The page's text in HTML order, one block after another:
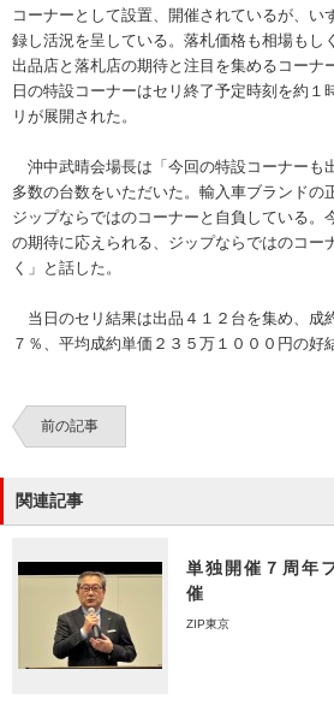
コーナーとして設置、開催されているが、い
録し活況を呈している。落札価格も相場もし
出品店と落札店の期待と注目を集めるコーナ
日の特設コーナーはセリ終了予定時刻を約１
リが展開された。
沖中武晴会場長は「今回の特設コーナーも
多数の台数をいただいた。輸入車ブランドの
ジップならではのコーナーと自負している。
の期待に応えられる、ジップならではのコー
く」と話した。
当日のセリ結果は出品４１２台を集め、成
７％、平均成約単価２３５万１０００円の好
前の記事
関連記事
単独開催７周年
催
ZIP東京